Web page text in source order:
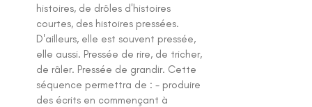
histoires, de drôles d'histoires
courtes, des histoires pressées.
D'ailleurs, elle est souvent pressée,
elle aussi. Pressée de rire, de tricher,
de râler. Pressée de grandir. Cette
séquence permettra de : - produire
des écrits en commençant à